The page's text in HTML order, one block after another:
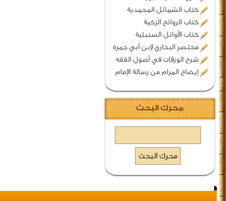
كتاب الشمائل المحمدية
كتاب الروائح الزكية
كتاب الأوائل السنبلية
مختصر البخاري لإبن أبي جمرة
شرح الورقات في أصول الفقه
إيضاح المرام من رسالة الإمام
محرك البحث